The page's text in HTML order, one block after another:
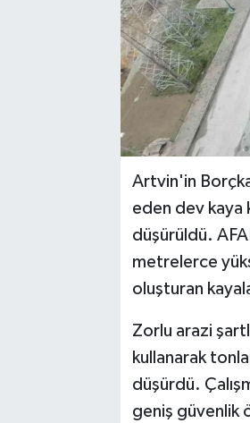
Artvin'in
eden dev kaya
düşürüldü.
metrelerce
oluşturan
Zorlu arazi
kullanarak
düşürdü.
geniş güvenlik